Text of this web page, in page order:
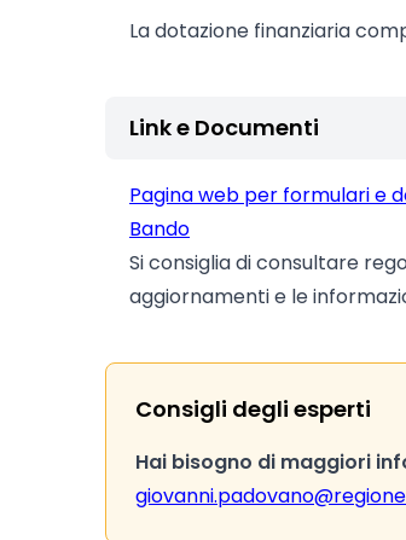
La dotazione finanziaria
Link e Documenti
Pagina web per formulari e
Bando
Si consiglia di consultare
aggiornamenti e le
Consigli degli esperti
Hai bisogno di maggiori